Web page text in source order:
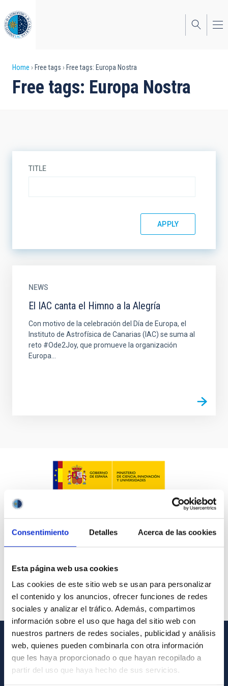
Consentimiento Detalles Acerca de las cookies
Esta página web usa cookies
Las cookies de este sitio web se usan para personalizar
el contenido y los anuncios, ofrecer funciones de redes
sociales y analizar el tráfico. Además, compartimos
información sobre el uso que haga del sitio web con
nuestros partners de redes sociales, publicidad y análisis
web, quienes pueden combinarla con otra información
que les haya proporcionado o que hayan recopilado a
partir del uso que haya hecho de sus servicios.
to
main
content
Breadcrumb
Home Free tags Free tags: Europa Nostra
Free tags: Europa Nostra
TITLE
NEWS
El IAC canta el Himno a la Alegría
Con motivo de la celebración del Día de Europa, el
Instituto de Astrofísica de Canarias (IAC) se suma al
reto #Ode2Joy, que promueve la organización
Europa...
GENERAL INFORMATION
Contact